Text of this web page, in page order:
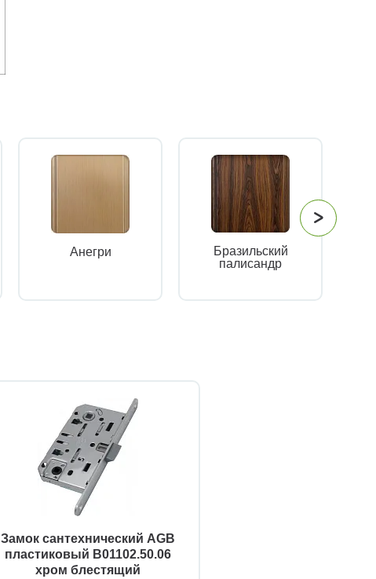
Анегри
Бразильский
палисандр
Замок сантехнический AGB
пластиковый B01102.50.06
хром блестящий